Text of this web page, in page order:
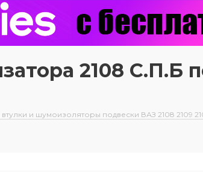
2108 С.П.Б
и шумоизоляторы подвески ВАЗ 2108 2109